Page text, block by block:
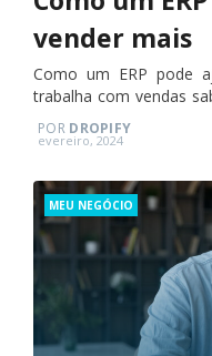
vender mais
Como um ERP pode
trabalha com vendas
devido às múltiplas
do…
POR DROPIFY
Posted
evereiro, 2024
Categories
MEU NEGÓCIO